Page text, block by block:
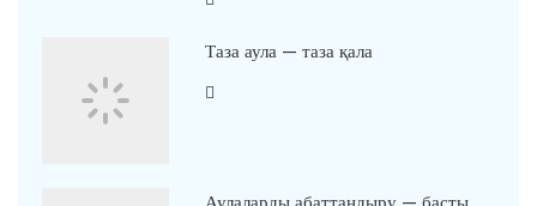
Таза аула — таза қала